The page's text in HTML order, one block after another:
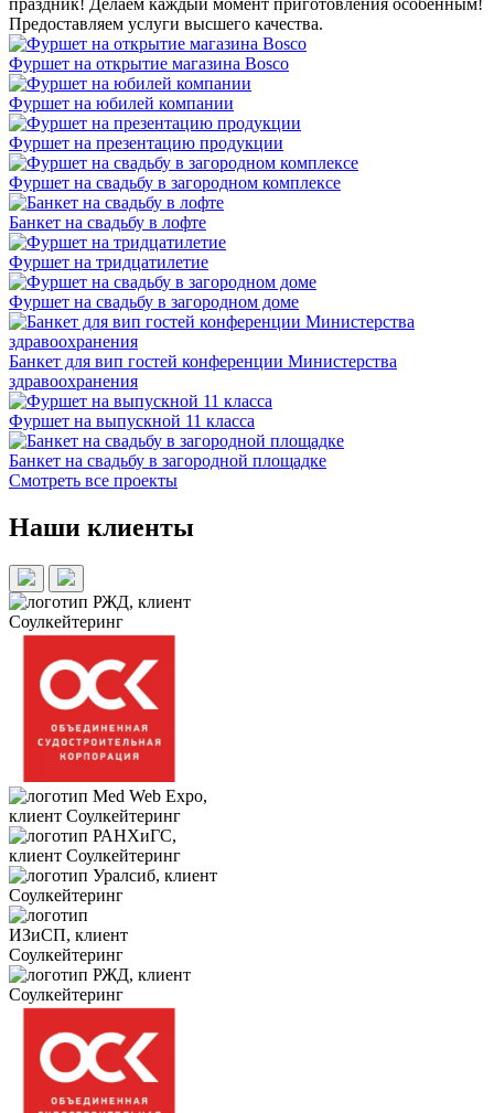
праздник! Делаем каждый момент приготовления особенным!
Предоставляем услуги высшего качества.
Фуршет на открытие магазина Bosco
Фуршет на юбилей компании
Фуршет на презентацию продукции
Фуршет на свадьбу в загородном комплексе
Банкет на свадьбу в лофте
Фуршет на тридцатилетие
Фуршет на свадьбу в загородном доме
Банкет для вип гостей конференции Министерства
здравоохранения
Фуршет на выпускной 11 класса
Банкет на свадьбу в загородной площадке
Смотреть все проекты
Наши клиенты